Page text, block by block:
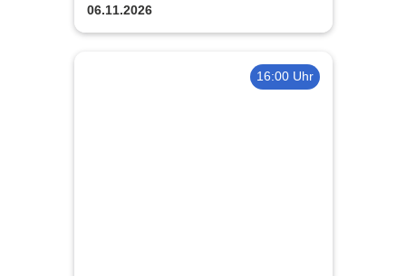
2026
06.11.2026
16:00 Uhr